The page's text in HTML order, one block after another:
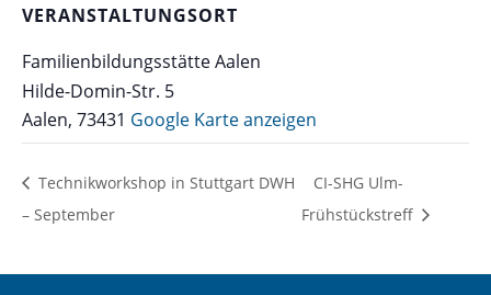
VERANSTALTUNGSORT
Familienbildungsstätte Aalen
Hilde-Domin-Str. 5
Aalen, 73431 Google Karte anzeigen
Technikworkshop in Stuttgart DWH
– September
CI-SHG Ulm-
Frühstückstreff